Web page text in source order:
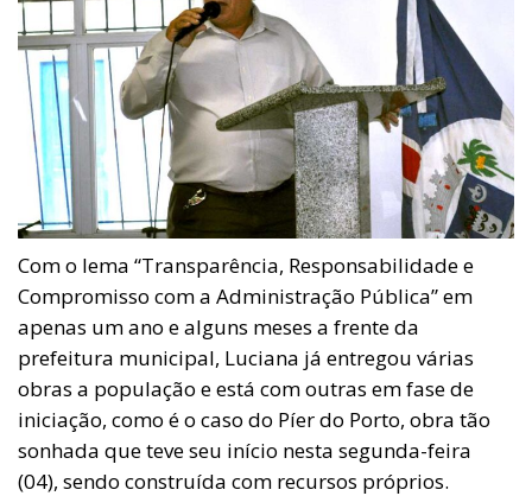
Com o lema “Transparência, Responsabilidade e
Compromisso com a Administração Pública” em
apenas um ano e alguns meses a frente da
prefeitura municipal, Luciana já entregou várias
obras a população e está com outras em fase de
iniciação, como é o caso do Píer do Porto, obra tão
sonhada que teve seu início nesta segunda-feira
(04), sendo construída com recursos próprios.